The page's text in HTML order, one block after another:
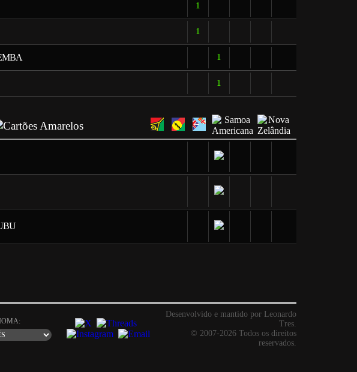
1
1
1
1
Desenvolvido e mantido por Leonardo
Tres.
© 2007-2026 Todos os direitos
reservados.